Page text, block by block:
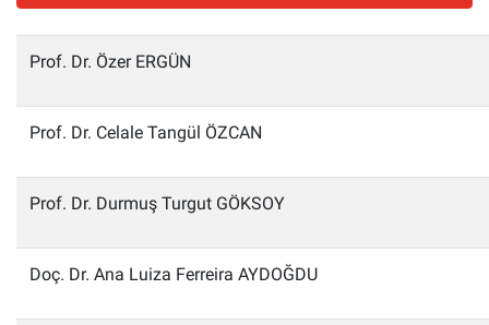
Prof. Dr. Özer ERGÜN
Prof. Dr. Celale Tangül ÖZCAN
Prof. Dr. Durmuş Turgut GÖKSOY
Doç. Dr. Ana Luiza Ferreira AYDOĞDU